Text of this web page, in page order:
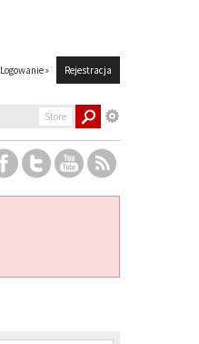
Logowanie » Rejestracja
Store